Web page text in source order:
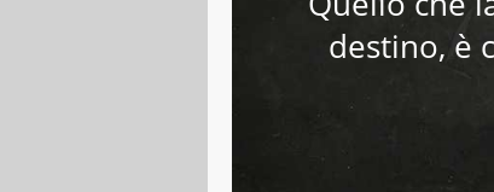
destino, è